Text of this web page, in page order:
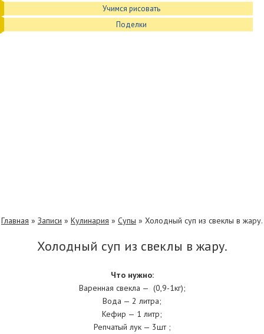
Учимся рисовать
Поделки
Главная » Записи » Кулинария » Супы » Холодный суп из свеклы в жару.
Холодный суп из свеклы в жару.
Что нужно:
Варенная свекла — (0,9-1кг);
Вода — 2 литра;
Кефир — 1 литр;
Репчатый лук — 3шт ;